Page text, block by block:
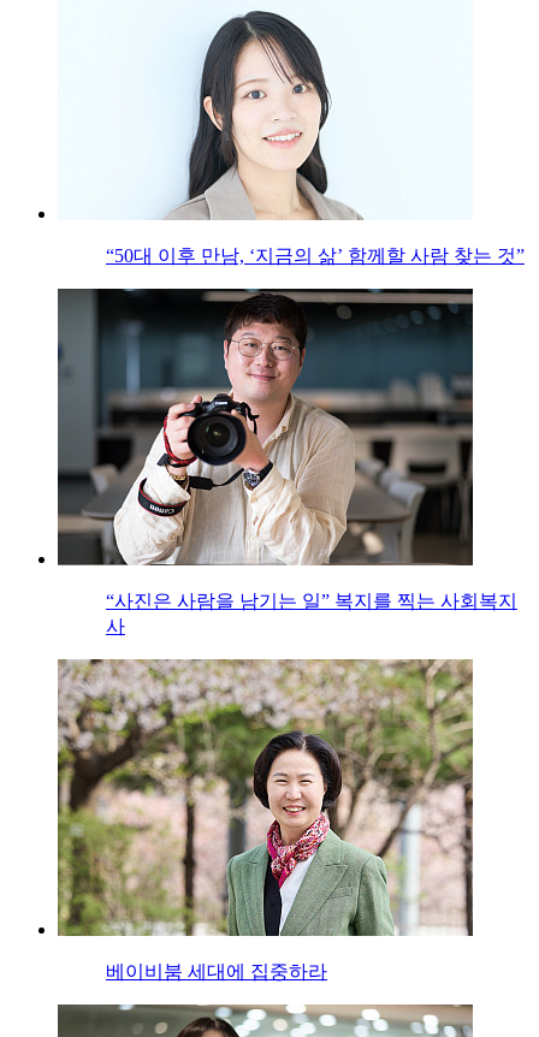
“50대 이후 만남, ‘지금의 삶’ 함께할 사람 찾는 것”
“사진은 사람을 남기는 일” 복지를 찍는 사회복지
사
베이비붐 세대에 집중하라